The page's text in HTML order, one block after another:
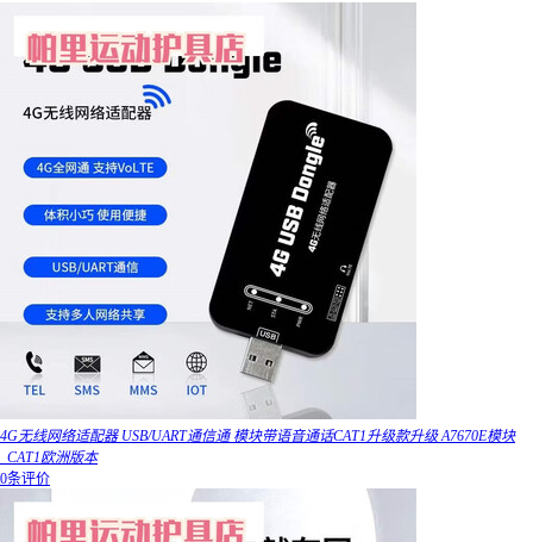
4G无线网络适配器 USB/UART通信通 模块带语音通话CAT1升级款升级 A7670E模块
_CAT1欧洲版本
0条评价